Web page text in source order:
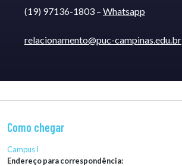
(19) 97136-1803 – Whatsapp
relacionamento@puc-campinas.edu.br
Como chegar
Campus I
Endereço para correspondência: